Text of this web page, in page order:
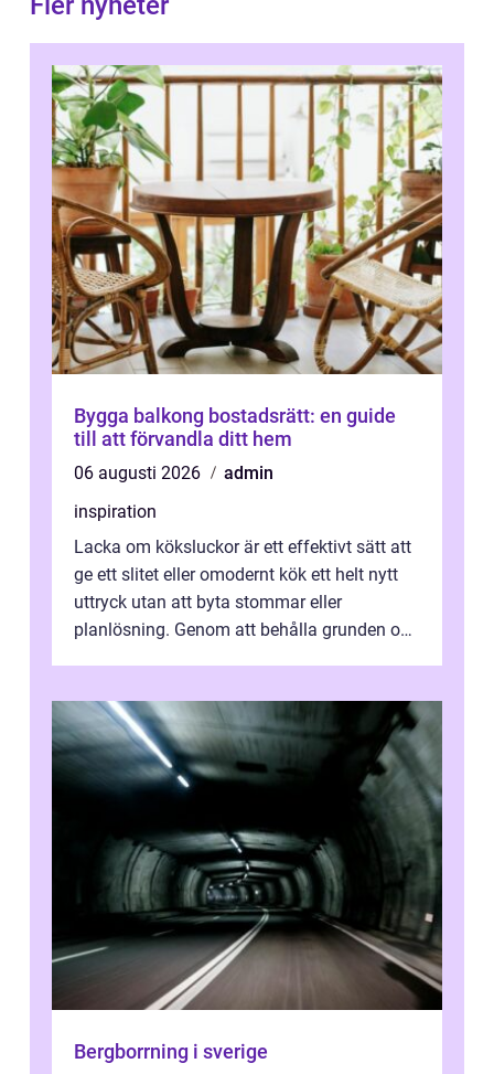
Bygga balkong bostadsrätt: en guide
till att förvandla ditt hem
06 augusti 2026
admin
inspiration
Lacka om köksluckor är ett effektivt sätt att
ge ett slitet eller omodernt kök ett helt nytt
uttryck utan att byta stommar eller
planlösning. Genom att behålla grunden och
Bergborrning i sverige